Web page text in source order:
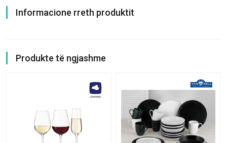
Informacione rreth produktit
Produkte të ngjashme